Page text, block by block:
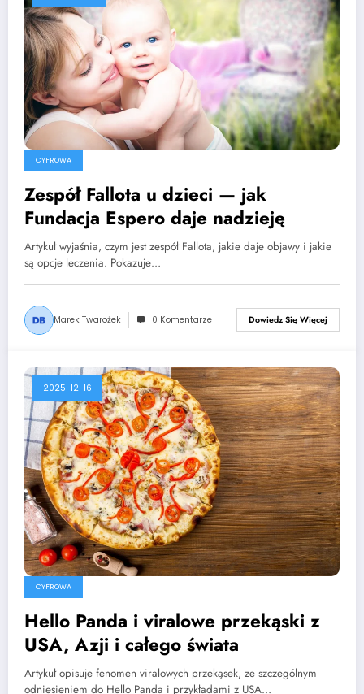
CYFROWA
Zespół Fallota u dzieci — jak
Fundacja Espero daje nadzieję
Artykuł wyjaśnia, czym jest zespół Fallota, jakie daje objawy i jakie
są opcje leczenia. Pokazuje…
Marek Twarożek 0 Komentarze Dowiedz Się Więcej
2025-12-16
CYFROWA
Hello Panda i viralowe przekąski z
USA, Azji i całego świata
Artykuł opisuje fenomen viralowych przekąsek, ze szczególnym
odniesieniem do Hello Panda i przykładami z USA…